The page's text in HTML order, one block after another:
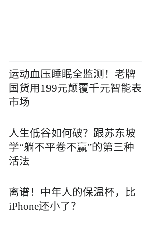
运动血压睡眠全监测！老牌
国货用199元颠覆千元智能表
市场
人生低谷如何破？跟苏东坡
学“躺不平卷不赢”的第三种
活法
离谱！中年人的保温杯，比
iPhone还小了？